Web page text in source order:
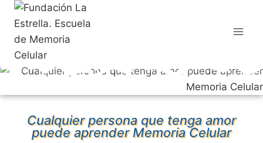
Cualquier persona que tenga amor
puede aprender Memoria Celular